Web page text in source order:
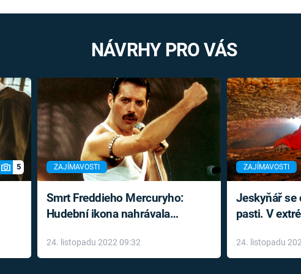
NÁVRHY PRO VÁS
5 ZAJÍMAVOSTI
Smrt Freddieho Mercuryho:
Hudební ikona nahrávala
léky
24. listopadu 2022 09:32
ZAJÍMAVOSTI
Jeskyňář se
pasti. V
24. listopadu